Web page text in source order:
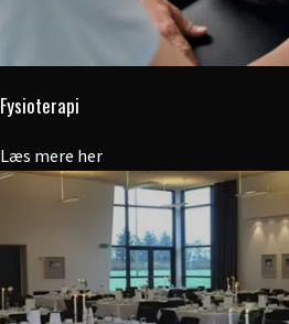
Fysioterapi
Læs mere her